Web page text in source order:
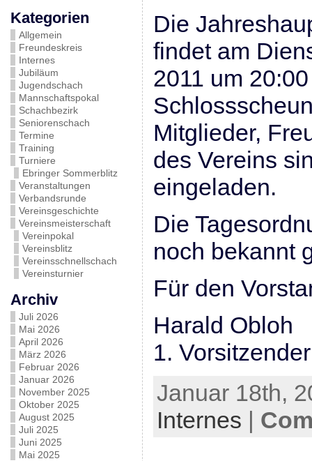
Kategorien
Allgemein
Freundeskreis
Internes
Jubiläum
Jugendschach
Mannschaftspokal
Schachbezirk
Seniorenschach
Termine
Training
Turniere
Ebringer Sommerblitz
Veranstaltungen
Verbandsrunde
Vereinsgeschichte
Vereinsmeisterschaft
Vereinpokal
Vereinsblitz
Vereinsschnellschach
Vereinsturnier
Archiv
Juli 2026
Mai 2026
April 2026
März 2026
Februar 2026
Januar 2026
November 2025
Oktober 2025
August 2025
Juli 2025
Juni 2025
Mai 2025
Die
findet am
2011 um
Mitglieder,
des Vereins
eingeladen.
Die
noch bekannt
Für den
Harald Obloh
1. Vorsitzender
Januar 18th,
Internes |